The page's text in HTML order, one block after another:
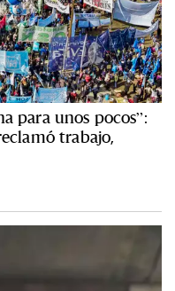
para unos pocos”:
trabajo,